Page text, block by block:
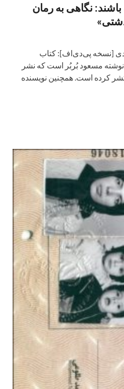
باشند: نگاهی به رمان
[نسخه پی‌دی‌اف]: کتاب
مسعود بُربُر است که نشر
۳۶۰ صفحه منتشر کرده است. همچنین نویسنده